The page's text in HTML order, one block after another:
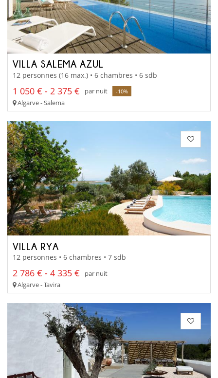
VILLA SALEMA AZUL
12 personnes (16 max.) • 6 chambres • 6 sdb
1 050 € - 2 375 € par nuit -10%
Algarve - Salema
VILLA RYA
12 personnes • 6 chambres • 7 sdb
2 786 € - 4 335 €
par nuit
Algarve - Tavira